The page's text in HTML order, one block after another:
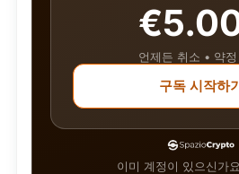
언제든 취소 • 약
구독 시작하
이미 계정이 있으신가